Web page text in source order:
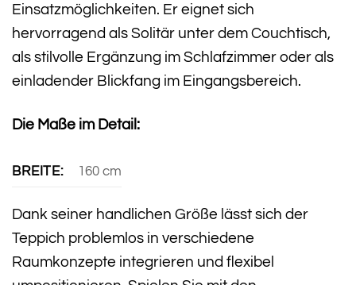
Einsatzmöglichkeiten. Er eignet sich
hervorragend als Solitär unter dem Couchtisch,
als stilvolle Ergänzung im Schlafzimmer oder als
einladender Blickfang im Eingangsbereich.
Die Maße im Detail:
BREITE: 160 cm
Dank seiner handlichen Größe lässt sich der
Teppich problemlos in verschiedene
Raumkonzepte integrieren und flexibel